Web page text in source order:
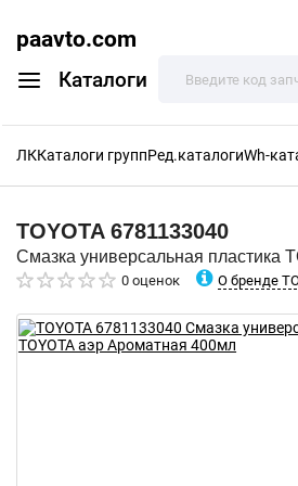
paavto.com
Каталоги
ЛККаталоги группРед.каталогиWh-
TOYOTA 6781133040
Смазка универсальная пластика
0 оценок О бренде